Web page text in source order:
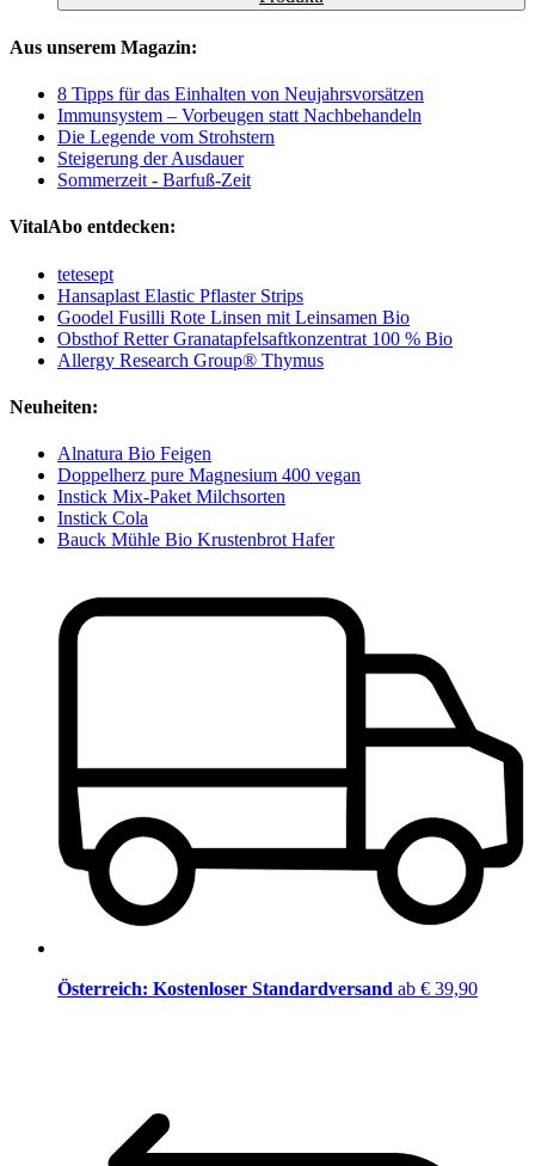
Aus unserem Magazin:
8 Tipps für das Einhalten von Neujahrsvorsätzen
Immunsystem – Vorbeugen statt Nachbehandeln
Die Legende vom Strohstern
Steigerung der Ausdauer
Sommerzeit - Barfuß-Zeit
VitalAbo entdecken:
tetesept
Hansaplast Elastic Pflaster Strips
Goodel Fusilli Rote Linsen mit Leinsamen Bio
Obsthof Retter Granatapfelsaftkonzentrat 100 % Bio
Allergy Research Group® Thymus
Neuheiten:
Alnatura Bio Feigen
Doppelherz pure Magnesium 400 vegan
Instick Mix-Paket Milchsorten
Instick Cola
Bauck Mühle Bio Krustenbrot Hafer
Österreich: Kostenloser Standardversand ab € 39,90